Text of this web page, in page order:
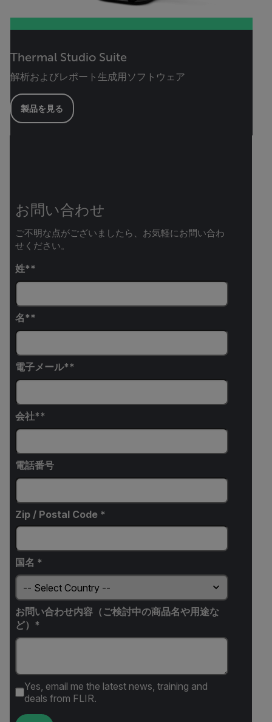
Thermal Studio Suite
解析およびレポート生成用ソフトウェア
製品を見る
お問い合わせ
ご不明な点がございましたら、お気軽にお問い合わ
せください。
姓*
名*
電子メール*
会社*
電話番号
Zip / Postal Code *
国名 *
お問い合わせ内容（ご検討中の商品名や用途な
ど）*
Yes, email me the latest news, training and
deals from FLIR.